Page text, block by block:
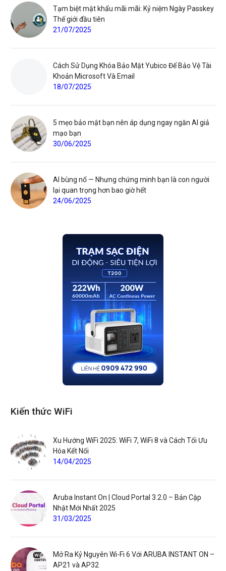
Tạm biệt mật khẩu mãi mãi: Kỷ niệm Ngày Passkey
Thế giới đầu tiên
21/07/2025
Cách Sử Dụng Khóa Bảo Mật Yubico Để Bảo Vệ Tài
Khoản Microsoft Và Email
18/07/2025
5 mẹo bảo mật bạn nên áp dụng ngay ngăn AI giả
mạo bạn
30/06/2025
AI bùng nổ — Nhưng chứng minh bạn là con người
lại quan trọng hơn bao giờ hết
24/06/2025
Kiến thức WiFi
Xu Hướng WiFi 2025: WiFi 7, WiFi 8 và Cách Tối Ưu
Hóa Kết Nối
14/04/2025
Aruba Instant On | Cloud Portal 3.2.0 – Bản Cập
Nhật Mới Nhất 2025
31/03/2025
Mở Ra Kỷ Nguyên Wi-Fi 6 Với ARUBA INSTANT ON –
AP21 và AP32